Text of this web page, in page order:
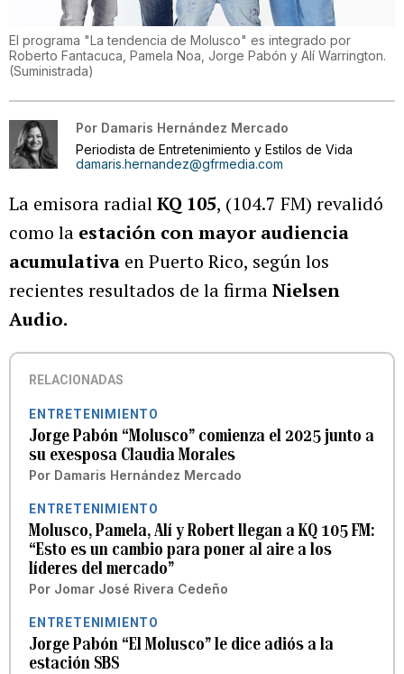
El programa "La tendencia de Molusco" es integrado por
Roberto Fantacuca, Pamela Noa, Jorge Pabón y Alí Warrington.
(Suministrada)
Por Damaris Hernández Mercado
Periodista de Entretenimiento y Estilos de Vida
damaris.hernandez@gfrmedia.com
La emisora radialKQ 105, (104.7 FM) revalidó
como la estación con mayor audiencia
acumulativa en Puerto Rico, según los
recientes resultados de la firmaNielsen
Audio.
RELACIONADAS
ENTRETENIMIENTO
Jorge Pabón “Molusco” comienza el 2025 junto a
su exesposa Claudia Morales
Por Damaris Hernández Mercado
ENTRETENIMIENTO
Molusco, Pamela, Alí y Robert llegan a KQ 105 FM:
“Esto es un cambio para poner al aire a los
líderes del mercado”
Por Jomar José Rivera Cedeño
ENTRETENIMIENTO
Jorge Pabón “El Molusco” le dice adiós a la
estación SBS